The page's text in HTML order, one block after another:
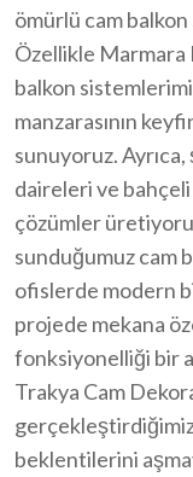
ömürlü cam
Özellikle Marmara
balkon
manzarasının
sunuyoruz.
daireleri ve
çözümler
sunduğumuz cam
ofislerde modern
projede mekana
fonksiyonelliği bir
Trakya Cam
beklentilerini